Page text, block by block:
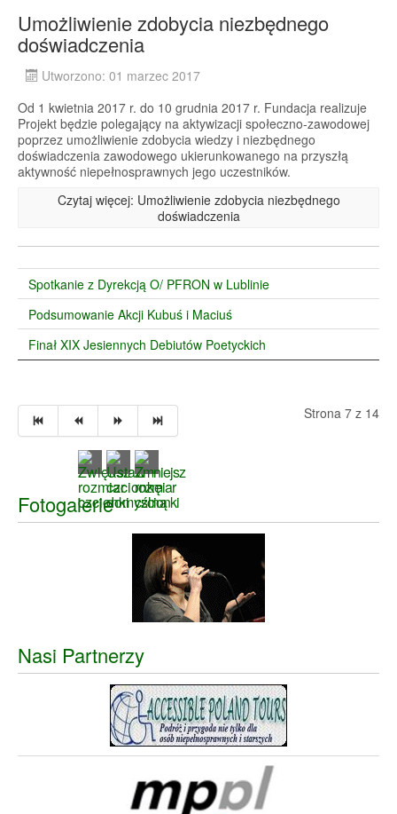
Umożliwienie zdobycia niezbędnego
doświadczenia
Utworzono: 01 marzec 2017
Od 1 kwietnia 2017 r. do 10 grudnia 2017 r. Fundacja realizuje
Projekt będzie polegający na aktywizacji społeczno-zawodowej
poprzez umożliwienie zdobycia wiedzy i niezbędnego
doświadczenia zawodowego ukierunkowanego na przyszłą
aktywność niepełnosprawnych jego uczestników.
Czytaj więcej: Umożliwienie zdobycia niezbędnego
doświadczenia
Spotkanie z Dyrekcją O/ PFRON w Lublinie
Podsumowanie Akcji Kubuś i Maciuś
Finał XIX Jesiennych Debiutów Poetyckich
Strona 7 z 14
Fotogalerie
Nasi Partnerzy